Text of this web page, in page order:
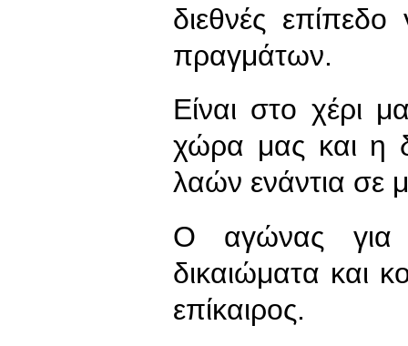
διεθνές
πραγμάτων.
Είναι στο χέρι
χώρα μας και η
λαών ενάντια
Ο αγώνας για
δικαιώματα και
επίκαιρος.